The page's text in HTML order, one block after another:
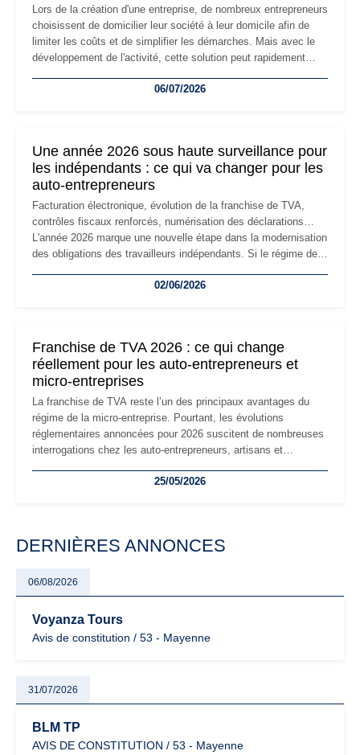
Lors de la création d'une entreprise, de nombreux entrepreneurs
choisissent de domicilier leur société à leur domicile afin de
limiter les coûts et de simplifier les démarches. Mais avec le
développement de l'activité, cette solution peut rapidement
professionnels, recrutement, image de marque… Le
06/07/2026
Une année 2026 sous haute surveillance pour
les indépendants : ce qui va changer pour les
auto-entrepreneurs
Facturation électronique, évolution de la franchise de TVA,
contrôles fiscaux renforcés, numérisation des déclarations…
L'année 2026 marque une nouvelle étape dans la modernisation
des obligations des travailleurs indépendants. Si le régime de
les auto-entrepreneurs devront s'adapter à un environnement
02/06/2026
Franchise de TVA 2026 : ce qui change
réellement pour les auto-entrepreneurs et
micro-entreprises
La franchise de TVA reste l’un des principaux avantages du
régime de la micro-entreprise. Pourtant, les évolutions
réglementaires annoncées pour 2026 suscitent de nombreuses
interrogations chez les auto-entrepreneurs, artisans et
facturation ou risque de bascule vers la TVA : les règles
25/05/2026
DERNIÈRES ANNONCES
06/08/2026
Voyanza Tours
Avis de constitution / 53 - Mayenne
31/07/2026
BLM TP
AVIS DE CONSTITUTION / 53 - Mayenne